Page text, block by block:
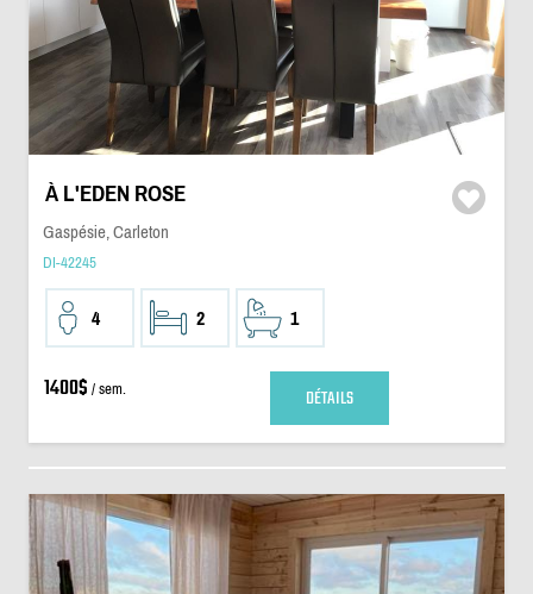
À L'EDEN ROSE
Gaspésie, Carleton
DI-42245
4 2 1
1400$ / sem. DÉTAILS